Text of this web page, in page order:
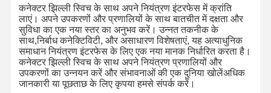
कनेक्टर झिल्ली स्विच के साथ अपने नियंत्रण इंटरफेस में क्रांति
लाएं। अपने उपकरणों और प्रणालियों के साथ बातचीत में दक्षता और
सुविधा का एक नया स्तर का अनुभव करें। उन्नत तकनीक के
साथ,निर्बाध कनेक्टिविटी, और असाधारण विशेषताएं, यह अत्याधुनिक
समाधान नियंत्रण इंटरफेस के लिए एक नया मानक निर्धारित करता है।
कनेक्टर झिल्ली स्विच के साथ अपने नियंत्रण प्रणालियों और
उपकरणों का उन्नयन करें और संभावनाओं की एक दुनिया खोलेंअधिक
जानकारी या पूछताछ के लिए कृपया हमसे संपर्क करें।